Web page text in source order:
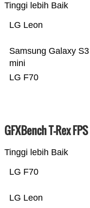
Tinggi lebih Baik
LG F70
Samsung Galaxy S3
mini
LG Leon
GFXBench T-Rex FPS
Tinggi lebih Baik
LG Leon
LG F70